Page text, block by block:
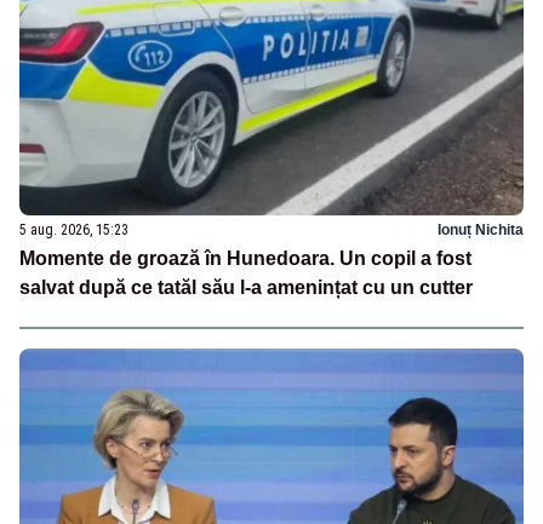
5 aug. 2026, 15:23 Ionuț Nichita
Momente de groază în Hunedoara. Un copil a fost
salvat după ce tatăl său l-a amenințat cu un cutter